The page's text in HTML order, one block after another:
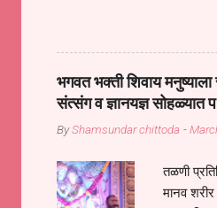
महामारीतून जर आपल्याला वाचायचे
सप्रदायच खूप मोठा आधार आहे
गरजा कीती कमी आहेत यांची
आधार असते परतू आज काल तीच
भगवत भक्ती शिवाय मनुष्याला
संत्संग व ज्ञानयज्ञ सोहळ्यात
ByShamsundar chittoda -
तळणी
मानव